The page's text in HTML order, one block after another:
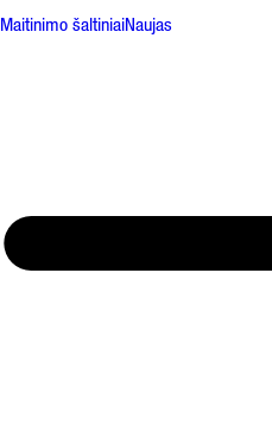
Maitinimo šaltiniaiNaujas